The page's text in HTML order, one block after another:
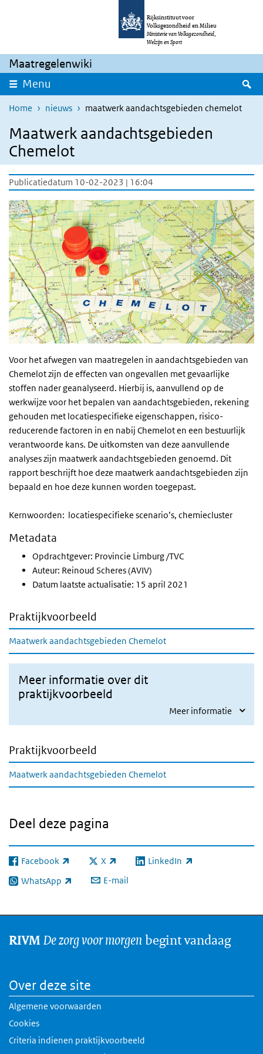
Overslaan en naar de inhoud gaan
Rijksinstituut voor
Volksgezondheid en Milieu
Ministerie van Volksgezondheid,
Welzijn en Sport
Maatregelenwiki
Menu
Home nieuws maatwerk aandachtsgebieden chemelot
Maatwerk aandachtsgebieden
Chemelot
Publicatiedatum 10-02-2023 | 16:04
Voor het afwegen van maatregelen in aandachtsgebieden van
Chemelot zijn de effecten van ongevallen met gevaarlijke
stoffen nader geanalyseerd. Hierbij is, aanvullend op de
werkwijze voor het bepalen van aandachtsgebieden, rekening
gehouden met locatiespecifieke eigenschappen, risico-
reducerende factoren in en nabij Chemelot en een bestuurlijk
verantwoorde kans. De uitkomsten van deze aanvullende
analyses zijn maatwerk aandachtsgebieden genoemd. Dit
rapport beschrijft hoe deze maatwerk aandachtsgebieden zijn
bepaald en hoe deze kunnen worden toegepast.
Kernwoorden: locatiespecifieke scenario’s, chemiecluster
Metadata
Opdrachtgever: Provincie Limburg /TVC
Auteur: Reinoud Scheres (AVIV)
Datum laatste actualisatie: 15 april 2021
Praktijkvoorbeeld
Maatwerk aandachtsgebieden Chemelot
Meer informatie over dit
praktijkvoorbeeld
Meer informatie
Praktijkvoorbeeld
Maatwerk aandachtsgebieden Chemelot
Deel deze pagina
Facebook
(externe link) X
(externe link) LinkedIn
(externe link)
WhatsApp
(externe link) E-mail
RIVMDe zorg voor morgen begint vandaag
Over deze site
Algemene voorwaarden
Cookies
Criteria indienen praktijkvoorbeeld